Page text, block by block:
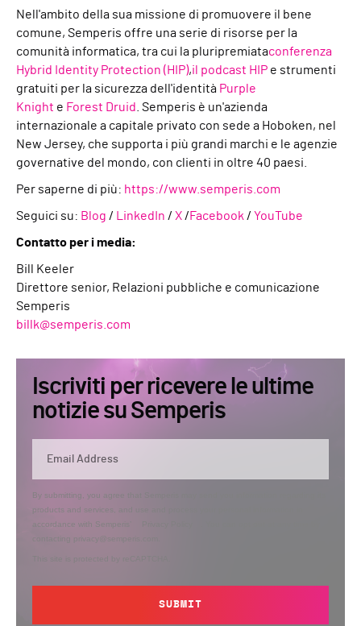
Nell'ambito della sua missione di promuovere il bene
comune, Semperis offre una serie di risorse per la
comunità informatica, tra cui la pluripremiataconferenza
Hybrid Identity Protection (HIP),il podcast HIP e strumenti
gratuiti per la sicurezza dell'identità Purple
Knight e Forest Druid . Semperis è un'azienda
internazionale a capitale privato con sede a Hoboken, nel
New Jersey, che supporta i più grandi marchi e le agenzie
governative del mondo, con clienti in oltre 40 paesi.
Per saperne di più: https://www.semperis.com
Seguici su: Blog / LinkedIn / X /Facebook / YouTube
Contatto per i media:
Bill Keeler
Direttore senior, Relazioni pubbliche e comunicazione
Semperis
billk@semperis.com
Iscriviti per ricevere le ultime
notizie su Semperis
By submitting, you agree that Semperis may send you information regarding its
products and services, and use and process your personal information in
accordance with Semperis’
contacting privacy@semperis.com.
This site is protected by reCAPTCHA.
SUBMIT